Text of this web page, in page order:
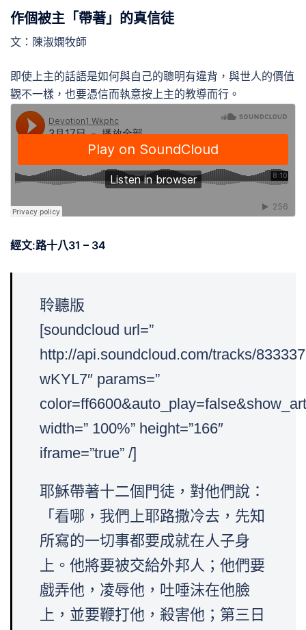
作個被主「帶著」的真信徒
文：陳淑嫻牧師
即使上主的話語是如何與自己的聰明有違背，與世人的價值
觀不一樣，也要憑信而執意按上主的教導而行。
經文:路十八31 – 34
聆聽版
[soundcloud url=”
http://api.soundcloud.com/tracks/
wKYL7″ params=”
width=” 100%” height=”166″
iframe=”true” /]
耶穌帶著十二個門徒，對他們說：
「看哪，我們上耶路撒冷去，先知
所寫的一切事都要成就在人子身
上。他將要被交給外邦人；他們要
戲弄他，凌辱他，吐唾沫在他臉
上，並要鞭打他，殺害他；第三日